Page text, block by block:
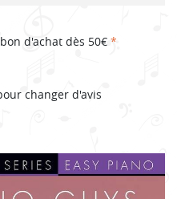
d'achat dès 50€ *
changer d'avis